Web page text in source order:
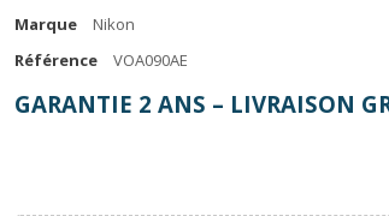
Marque
Nikon
Référence
VOA090AE
GARANTIE 2 ANS – LIVRAISON